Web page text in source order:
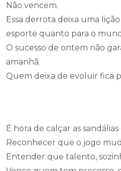
Não vencem.
Essa derrota deixa uma
esporte quanto para o
O sucesso de ontem não
amanhã.
Quem deixa de evoluir fica
É hora de calçar as
Reconhecer que o jogo
Entender que talento,